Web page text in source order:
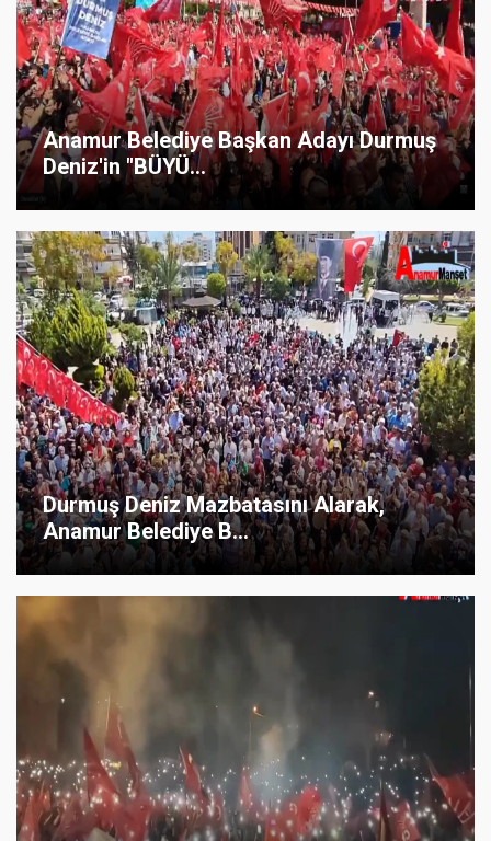
Anamur Belediye Başkan Adayı Durmuş
Deniz'in "BÜYÜ...
Durmuş Deniz Mazbatasını Alarak,
Anamur Belediye B...